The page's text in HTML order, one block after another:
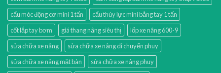
cẩu móc động cơ mini 1 tấn
cẩu thủy lực mini bằng tay 1 tấn
cốt lắp tay bơm
giá thang nâng siêu thị
lốp xe nâng 600-9
sửa chữa xe nâng
sửa chữa xe nâng di chuyển phuy
sửa chữa xe nâng mặt bàn
sửa chữa xe nâng phuy